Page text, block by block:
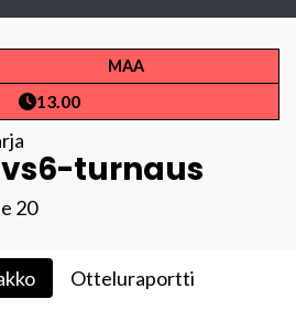
MAA
13.00
turnaus
20
Otteluraportti